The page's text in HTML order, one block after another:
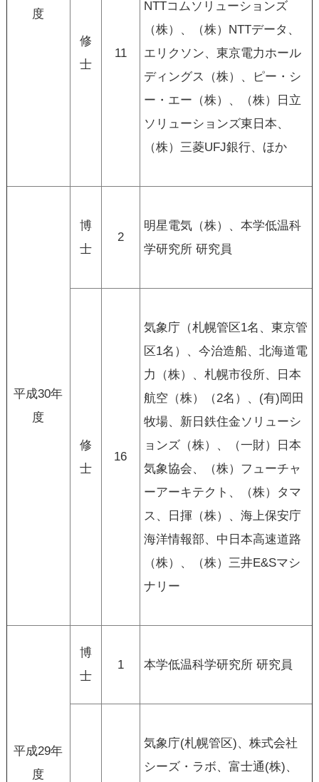
度
修
士
11
NTTコムソリューションズ
（株）、（株）NTTデータ、
エリクソン、東京電力ホール
ディングス（株）、ピー・シ
ー・エー（株）、（株）日立
ソリューションズ東日本、
（株）三菱UFJ銀行、ほか
平成30年
度
博
士
2
明星電気（株）、本学低温科
学研究所 研究員
修
士
16
気象庁（札幌管区1名、東京管
区1名）、今治造船、北海道電
力（株）、札幌市役所、日本
航空（株）（2名）、(有)岡田
牧場、新日鉄住金ソリューシ
ョンズ（株）、（一財）日本
気象協会、（株）フューチャ
ーアーキテクト、（株）タマ
ス、日揮（株）、海上保安庁
海洋情報部、中日本高速道路
（株）、（株）三井E&Sマシ
ナリー
平成29年
度
博
士
1 本学低温科学研究所 研究員
気象庁(札幌管区)、株式会社
シーズ・ラボ、富士通(株)、